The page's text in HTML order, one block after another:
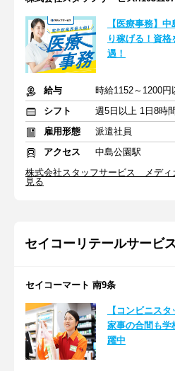
【医療事務】
り稼げる！資
遇！
給与
時給1152～1200
シフト
雇用形態
派遣社員
アクセス
中島公園駅
株式会社スタッフサービス メディ
見る
セイコーリテールサービ
セイコーマート 南9条
【コンビニス
家事の合間も学
躍中